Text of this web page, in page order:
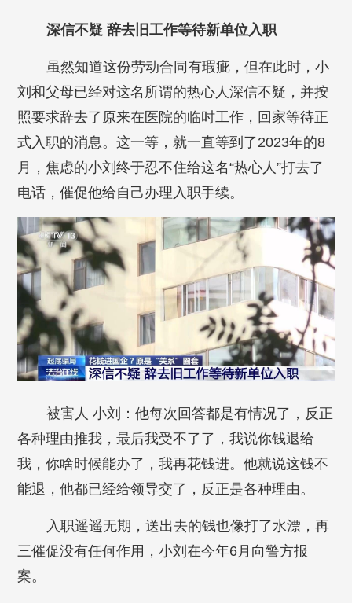
深信不疑 辞去旧工作等待新单位入职
虽然知道这份劳动合同有瑕疵，但在此时，小
刘和父母已经对这名所谓的热心人深信不疑，并按
照要求辞去了原来在医院的临时工作，回家等待正
式入职的消息。这一等，就一直等到了2023年的8
月，焦虑的小刘终于忍不住给这名“热心人”打去了
电话，催促他给自己办理入职手续。
被害人 小刘：他每次回答都是有情况了，反正
各种理由推我，最后我受不了了，我说你钱退给
我，你啥时候能办了，我再花钱进。他就说这钱不
能退，他都已经给领导交了，反正是各种理由。
入职遥遥无期，送出去的钱也像打了水漂，再
三催促没有任何作用，小刘在今年6月向警方报
案。